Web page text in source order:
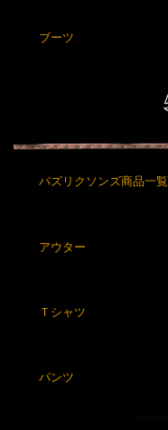
ブーツ
バズリクソンズ商品一覧
アウター
Ｔシャツ
パンツ